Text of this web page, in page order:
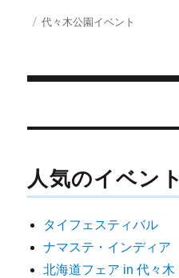
w
i
r
投 カ
代々木公園イベント
稿
ビ
ー
シ
人気のイベント
タイフェスティバル
ナマステ・インディア
北海道フェア in 代々木